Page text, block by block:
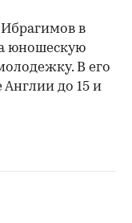
в
юношескую
В его
до 15 и